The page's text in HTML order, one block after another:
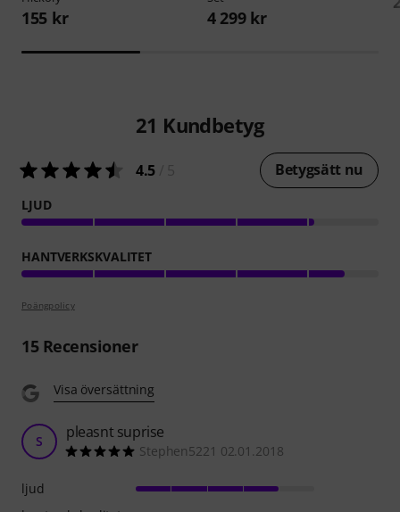
155 kr 4 299 kr
21 Kundbetyg
4.5 Betygsätt nu
LJUD
HANTVERKSKVALITET
Poängpolicy
15Recensioner
Visa översättning
S pleasnt suprise
Stephen5221 02.01.2018
ljud